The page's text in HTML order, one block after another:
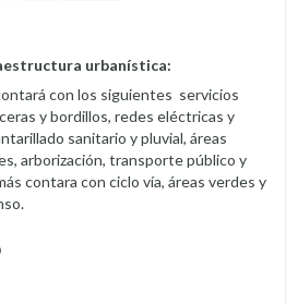
urbanística:
con los siguientes servicios
y bordillos, redes eléctricas y
sanitario y pluvial, áreas
arborización, transporte público y
contara con ciclo vía, áreas verdes y